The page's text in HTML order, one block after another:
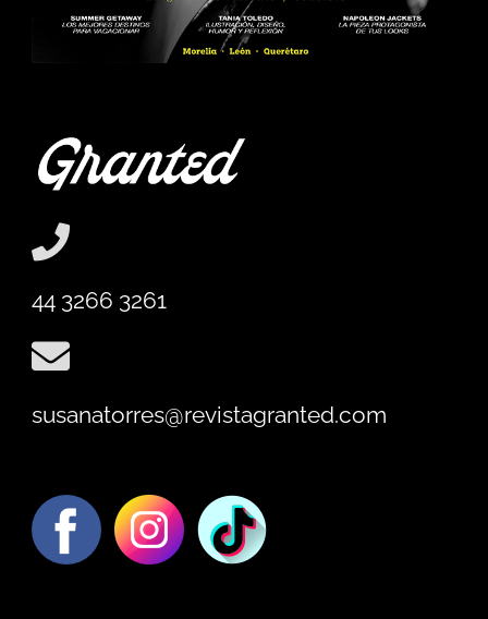
44 3266 3261
susanatorres@revistagranted.com